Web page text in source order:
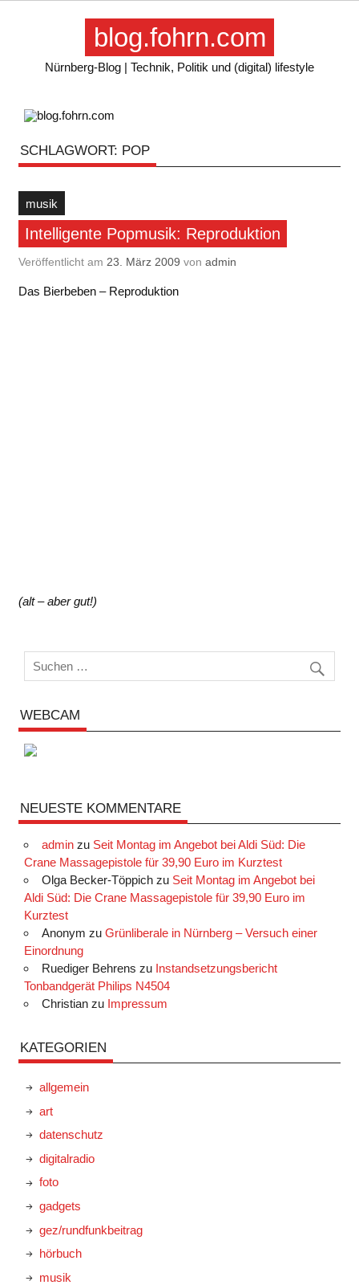
Skip
blog.fohrn.com
Nürnberg-Blog | Technik, Politik und (digital) lifestyle
SCHLAGWORT: POP
musik
Intelligente Popmusik: Reproduktion
Veröffentlicht am 23. März 2009 von admin
Das Bierbeben – Reproduktion
(alt – aber gut!)
WEBCAM
NEUESTE KOMMENTARE
adminzu Seit Montag im Angebot bei Aldi Süd: Die
Crane Massagepistole für 39,90 Euro im Kurztest
Olga Becker-Töppichzu Seit Montag im Angebot bei
Aldi Süd: Die Crane Massagepistole für 39,90 Euro im
Kurztest
Anonym zu Grünliberale in Nürnberg – Versuch einer
Einordnung
Ruediger Behrens zu Instandsetzungsbericht
Tonbandgerät Philips N4504
Christianzu Impressum
KATEGORIEN
allgemein
art
datenschutz
digitalradio
foto
gadgets
gez/rundfunkbeitrag
hörbuch
musik